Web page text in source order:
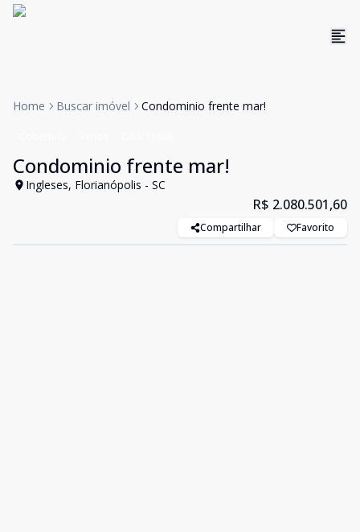
Home Buscar imóvel Condominio frente mar!
Condominio frente mar!
Ingleses, Florianópolis - SC
R$ 2.080.501,60
Compartilhar Favorito